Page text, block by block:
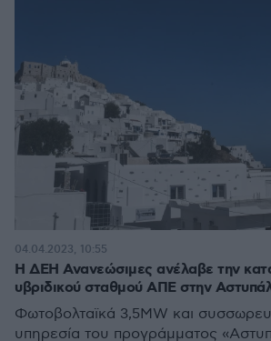
Η ΔΕΗ Ανανεώσιμες ανέλαβε την
υβριδικού σταθμού ΑΠΕ στην
Φωτοβολταϊκά 3,5ΜW και
υπηρεσία του προγράμματος
04.04.2023, 10:55